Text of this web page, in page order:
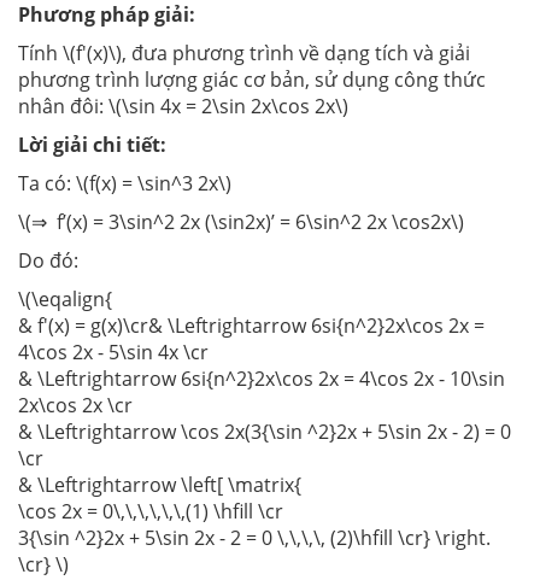
Phương pháp giải:
Tính \(f'(x)\), đưa phương trình về dạng tích và giải
phương trình lượng giác cơ bản, sử dụng công thức
nhân đôi: \(\sin 4x = 2\sin 2x\cos 2x\)
Lời giải chi tiết:
Ta có: \(f(x) = \sin^3 2x\)
\(⇒ f’(x) = 3\sin^2 2x (\sin2x)’ = 6\sin^2 2x \cos2x\)
Do đó:
\(\eqalign{
& f'(x) = g(x)\cr& \Leftrightarrow 6si{n^2}2x\cos 2x =
4\cos 2x - 5\sin 4x \cr
& \Leftrightarrow 6si{n^2}2x\cos 2x = 4\cos 2x - 10\sin
2x\cos 2x \cr
& \Leftrightarrow \cos 2x(3{\sin ^2}2x + 5\sin 2x - 2) = 0
\cr
& \Leftrightarrow \left[ \matrix{
\cos 2x = 0\,\,\,\,\,\,(1) \hfill \cr
3{\sin ^2}2x + 5\sin 2x - 2 = 0 \,\,\,\, (2)\hfill \cr} \right.
\cr} \)